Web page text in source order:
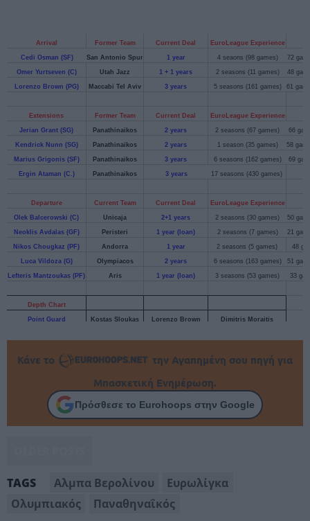
Κάνε το
την Αγαπημένη σου πηγή για
Μπασκετική Ενημέρωση.
Πρόσθεσε το Eurohoops στην Google
TAGS Αλμπα Βερολίνου
Ευρωλίγκα
Ολυμπιακός
Παναθηναΐκός